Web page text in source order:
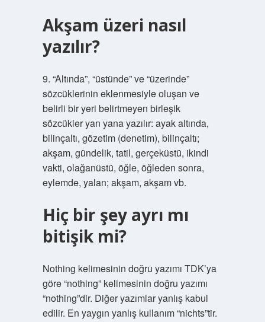
Akşam üzeri nasıl
yazılır?
9. “Altında”, “üstünde” ve “üzerinde”
sözcüklerinin eklenmesiyle oluşan ve
belirli bir yeri belirtmeyen birleşik
sözcükler yan yana yazılır: ayak altında,
bilinçaltı, gözetim (denetim), bilinçaltı;
akşam, gündelik, tatil, gerçeküstü, ikindi
vakti, olağanüstü, öğle, öğleden sonra,
eylemde, yalan; akşam, akşam vb.
Hiç bir şey ayrı mı
bitişik mi?
Nothing kelimesinin doğru yazımı TDK’ya
göre “nothing” kelimesinin doğru yazımı
“nothing”dir. Diğer yazımlar yanlış kabul
edilir. En yaygın yanlış kullanım “nichts”tir.